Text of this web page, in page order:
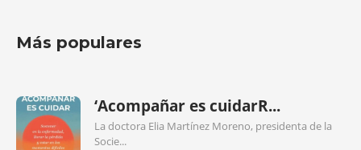
Más populares
‘Acompañar es cuidarR...
La doctora Elia Martínez Moreno, presidenta de la
Socie...